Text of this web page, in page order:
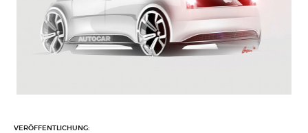
VERÖFFENTLICHUNG: